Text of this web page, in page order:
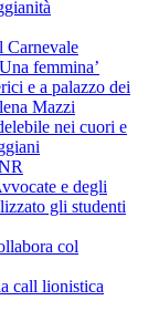
Carnevale
femmina’
e a palazzo dei
Mazzi
nei cuori e
e degli
gli studenti
col
call lionistica